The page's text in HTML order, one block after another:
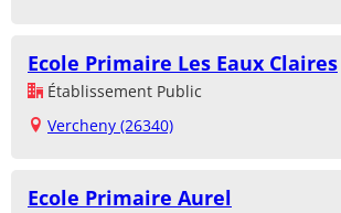
Ecole Primaire Les Eaux Claires
Établissement Public
Vercheny (26340)
Ecole Primaire Aurel